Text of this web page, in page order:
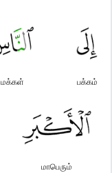
பக்கம்
மக்கள்
மாபெரும்